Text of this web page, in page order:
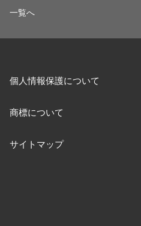
一覧へ
個人情報保護について
商標について
サイトマップ